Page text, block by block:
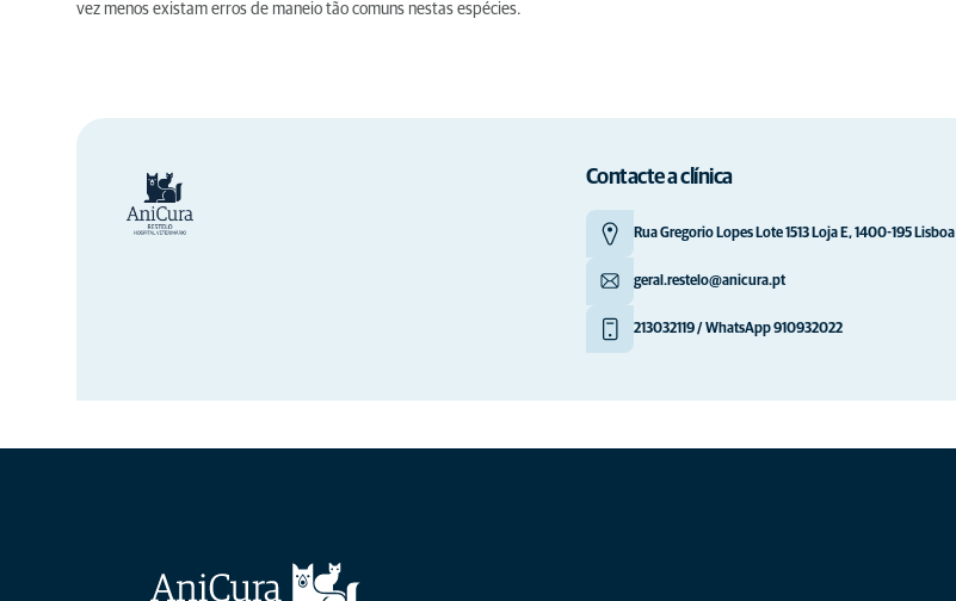
vez menos existam erros de maneio tão comuns nestas espécies.
Contacte a clínica
Rua Gregorio Lopes Lote 1513 Loja E, 1400-195 Lisboa
geral.restelo@anicura.pt
213032119 / WhatsApp 910932022